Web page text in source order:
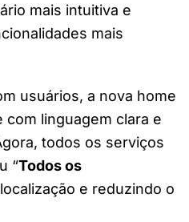
mais intuitiva e
mais
usuários, a nova home
linguagem clara e
todos os serviços
“Todos os
e reduzindo o